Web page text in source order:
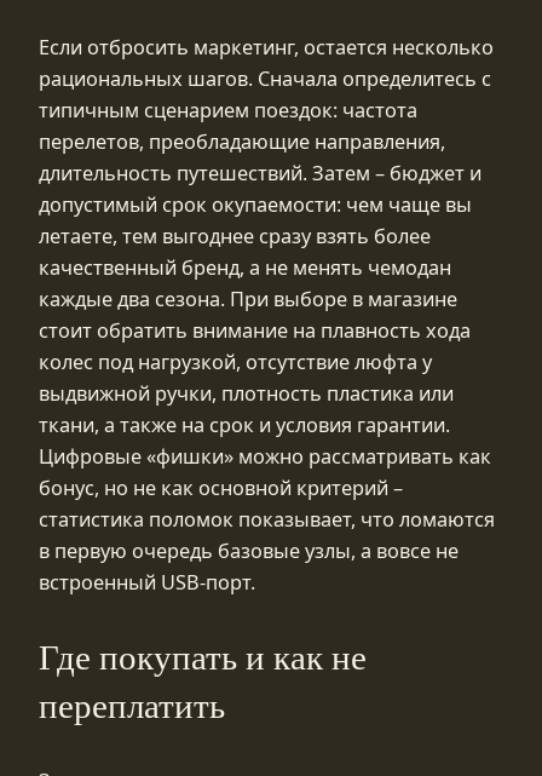
Если отбросить маркетинг, остается несколько
рациональных шагов. Сначала определитесь с
типичным сценарием поездок: частота
перелетов, преобладающие направления,
длительность путешествий. Затем – бюджет и
допустимый срок окупаемости: чем чаще вы
летаете, тем выгоднее сразу взять более
качественный бренд, а не менять чемодан
каждые два сезона. При выборе в магазине
стоит обратить внимание на плавность хода
колес под нагрузкой, отсутствие люфта у
выдвижной ручки, плотность пластика или
ткани, а также на срок и условия гарантии.
Цифровые «фишки» можно рассматривать как
бонус, но не как основной критерий –
статистика поломок показывает, что ломаются
в первую очередь базовые узлы, а вовсе не
встроенный USB‑порт.
Где покупать и как не
переплатить